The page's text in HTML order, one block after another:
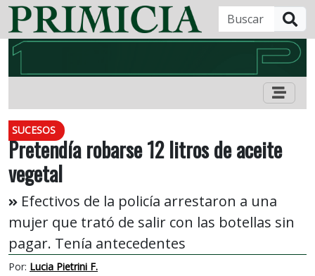
SUCESOS
Pretendía robarse 12 litros de aceite
vegetal
Efectivos de la policía arrestaron a una
mujer que trató de salir con las botellas sin
pagar. Tenía antecedentes
Por: Lucia Pietrini F.